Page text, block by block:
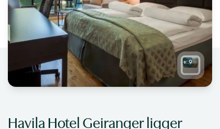
+9
Havila Hotel Geiranger ligger